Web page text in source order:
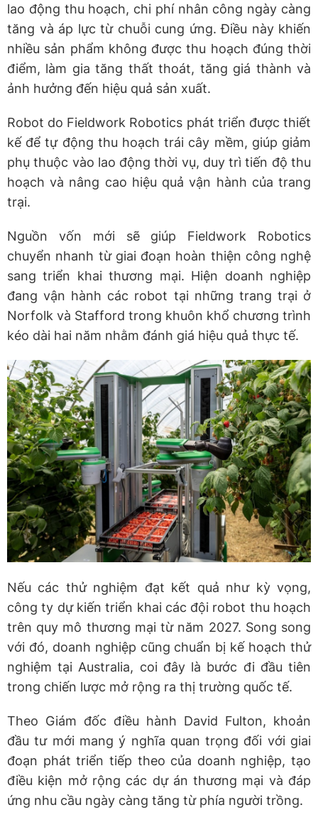
lao động thu hoạch, chi phí nhân công ngày càng
tăng và áp lực từ chuỗi cung ứng. Điều này khiến
nhiều sản phẩm không được thu hoạch đúng thời
điểm, làm gia tăng thất thoát, tăng giá thành và
ảnh hưởng đến hiệu quả sản xuất.
Robot do Fieldwork Robotics phát triển được thiết
kế để tự động thu hoạch trái cây mềm, giúp giảm
phụ thuộc vào lao động thời vụ, duy trì tiến độ thu
hoạch và nâng cao hiệu quả vận hành của trang
trại.
Nguồn vốn mới sẽ giúp Fieldwork Robotics
chuyển nhanh từ giai đoạn hoàn thiện công nghệ
sang triển khai thương mại. Hiện doanh nghiệp
đang vận hành các robot tại những trang trại ở
Norfolk và Stafford trong khuôn khổ chương trình
kéo dài hai năm nhằm đánh giá hiệu quả thực tế.
Nếu các thử nghiệm đạt kết quả như kỳ vọng,
công ty dự kiến triển khai các đội robot thu hoạch
trên quy mô thương mại từ năm 2027. Song song
với đó, doanh nghiệp cũng chuẩn bị kế hoạch thử
nghiệm tại Australia, coi đây là bước đi đầu tiên
trong chiến lược mở rộng ra thị trường quốc tế.
Theo Giám đốc điều hành David Fulton, khoản
đầu tư mới mang ý nghĩa quan trọng đối với giai
đoạn phát triển tiếp theo của doanh nghiệp, tạo
điều kiện mở rộng các dự án thương mại và đáp
ứng nhu cầu ngày càng tăng từ phía người trồng.